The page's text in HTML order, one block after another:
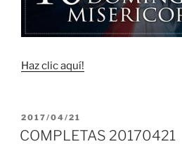
Haz clic aquí!
PUBLICADO
EL
2017/04/21
COMPLETAS 20170421